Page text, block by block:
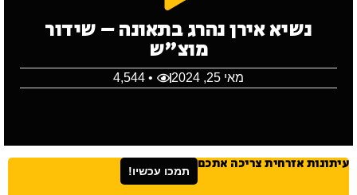
נשיא אירן נהרג בתאונה – שידור
מוצ"ש
מאי 25, 2024 • 4,544
עיתונות אזרחית צריכה אתכם תמכו עכשיו!